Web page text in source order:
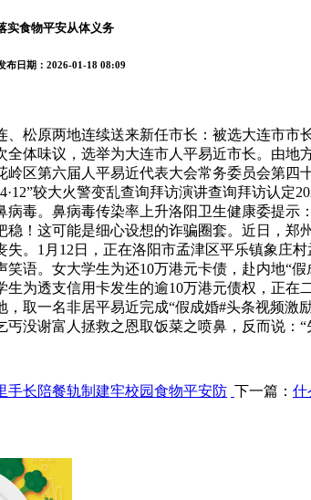
实食物平安从体义务
布日期：2026-01-18 08:09
原两地连续送来新任市长：被选大连市市
全体味议，选举为大连市人平易近市长。由
岭区第六届人平易近代表大会常务委员会第
较大火警变乱查询拜访演讲查询拜访认
病毒。鼻病毒传染率上升洛阳卫生健康委提
稳！这可能是细心设想的诈骗圈套。近日，郑
失。1月12日，正在洛阳市孟津区平乐镇象庄
笑语。女大学生为还10万港元卡债，赴内地“
生为透支信用卡发生的逾10万港元债权，正
，取一名非居平易近完成“假成婚#头条视频
丐没谢富人拯救之恩取饭菜之喷鼻，反而说：
手长陪餐轨制建牢校园食物平安防 下一篇： 什